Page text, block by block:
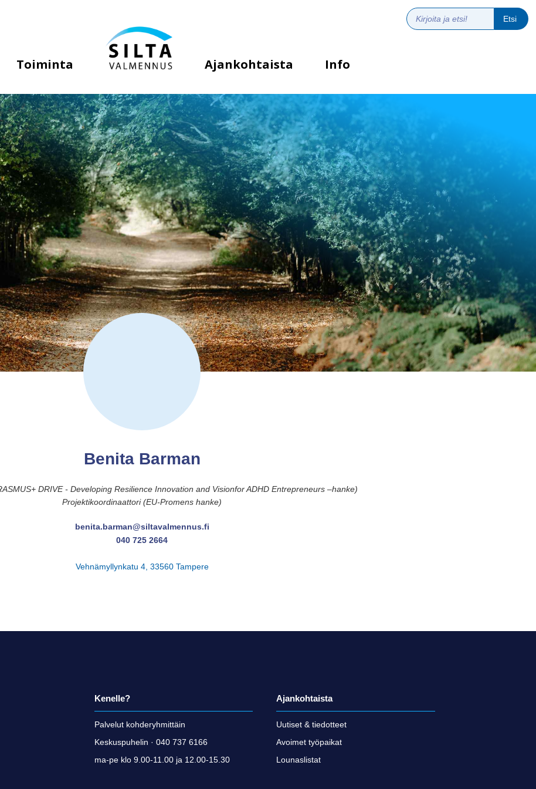
Toiminta Ajankohtaista Info
Benita Barman
DRIVE - Developing Resilience Innovation and Visionfor ADHD Entrepreneurs –hanke)
Projektikoordinaattori (EU-Promens hanke)
benita.barman@siltavalmennus.fi
040 725 2664
Vehnämyllynkatu 4, 33560 Tampere
Kenelle?
Palvelut kohderyhmittäin
Keskuspuhelin · 040 737 6166
ma-pe klo 9.00-11.00 ja 12.00-15.30
Ajankohtaista
Uutiset & tiedotteet
Avoimet työpaikat
Lounaslistat